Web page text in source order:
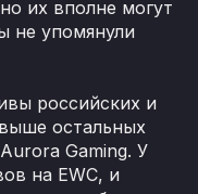
их вполне могут
не упомянули
российских и
остальных
Gaming. У
на EWC, и